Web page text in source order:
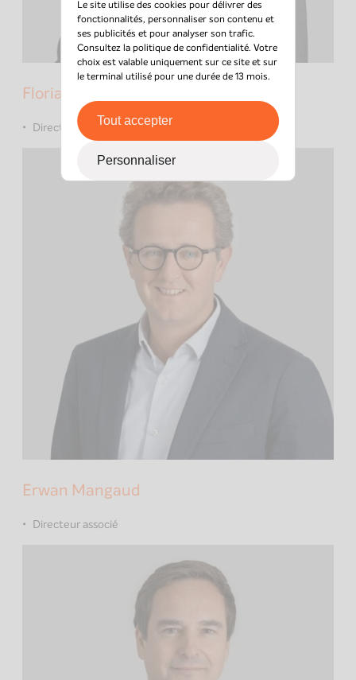
Florian de Gouvion Saint Cyr
Directeur général
Erwan Mangaud
Directeur associé
Le site utilise des cookies pour délivrer des
fonctionnalités, personnaliser son contenu et
ses publicités et pour analyser son trafic.
Consultez lapolitique de confidentialité. Votre
choix est valable uniquement sur ce site et sur
le terminal utilisé pour une durée de 13 mois.
Tout accepter
Personnaliser